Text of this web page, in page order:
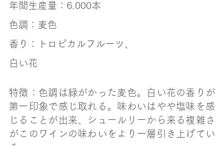
年間生産量：6.000本
色調：麦色
香り：トロピカルフルーツ、
​白い花
特徴：色調は緑がかった麦色。白い花の香りが
第一印象で感じ取れる。味わいはやや塩味を感
じることが出来、シュールリーから来る複雑さ
がこのワインの味わいをより一層引き上げてい